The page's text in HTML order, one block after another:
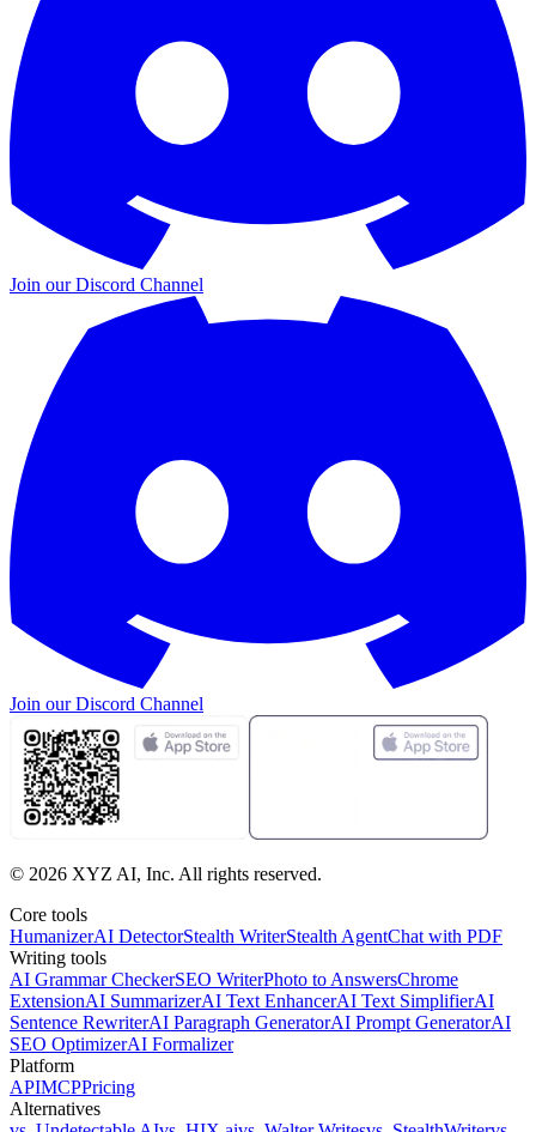
Join our Discord Channel
Join our Discord Channel
© 2026 XYZ AI, Inc. All rights reserved.
Core tools
HumanizerAI DetectorStealth WriterStealth AgentChat with PDF
Writing tools
AI Grammar CheckerSEO WriterPhoto to AnswersChrome
ExtensionAI SummarizerAI Text EnhancerAI Text SimplifierAI
Sentence RewriterAI Paragraph GeneratorAI Prompt GeneratorAI
SEO OptimizerAI Formalizer
Platform
APIMCPPricing
Alternatives